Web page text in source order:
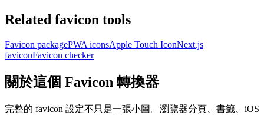
Related favicon tools
Favicon packagePWA iconsApple Touch IconNext.js
faviconFavicon checker
關於這個 Favicon 轉換器
完整的 favicon 設定不只是一張小圖。瀏覽器分頁、書籤、iOS